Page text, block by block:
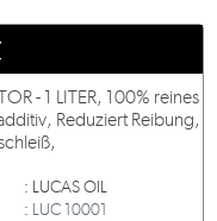
- 1 LITER, 100% reines
Reduziert Reibung,
: LUCAS OIL
: LUC 10001